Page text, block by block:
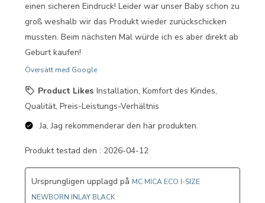
einen sicheren Eindruck! Leider war unser Baby schon zu
groß weshalb wir das Produkt wieder zurückschicken
mussten. Beim nächsten Mal würde ich es aber direkt ab
Geburt kaufen!
Översätt med Google
Product Likes Installation, Komfort des Kindes,
Qualität, Preis-Leistungs-Verhältnis
Ja, Jag rekommenderar den här produkten.
Produkt testad den : 2026-04-12
Ursprungligen upplagd på MC MICA ECO I-SIZE
NEWBORN INLAY BLACK